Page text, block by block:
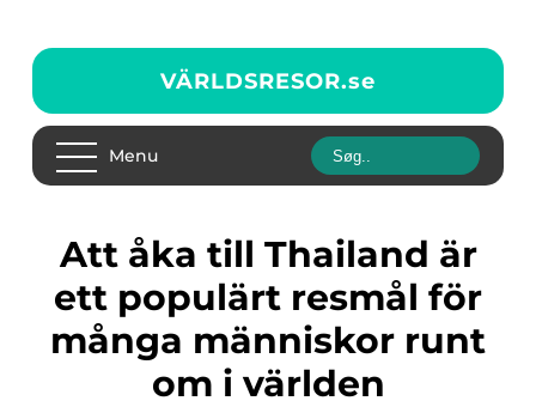
VÄRLDSRESOR.se
Menu
Att åka till Thailand är
ett populärt resmål för
många människor runt
om i världen